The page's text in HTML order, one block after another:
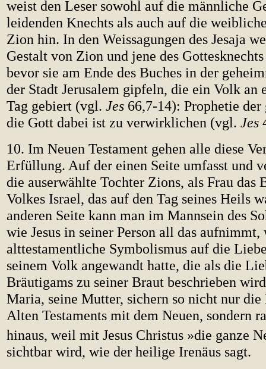
weist den Leser sowohl auf die männliche
leidenden Knechts als auch auf die
Zion hin. In den Weissagungen des Jesaja
Gestalt von Zion und jene des
bevor sie am Ende des Buches in der
der Stadt Jerusalem gipfeln, die ein Volk an
Tag gebiert (vgl. Jes 66,7-14): Prophetie
die Gott dabei ist zu verwirklichen (vgl. Jes
10. Im Neuen Testament gehen alle diese
Erfüllung. Auf der einen Seite umfasst und
die auserwählte Tochter Zions, als Frau das
Volkes Israel, das auf den Tag seines Heils
anderen Seite kann man im Mannsein des
wie Jesus in seiner Person all das aufnimmt,
alttestamentliche Symbolismus auf die
seinem Volk angewandt hatte, die als die
Bräutigams zu seiner Braut beschrieben
Maria, seine Mutter, sichern so nicht nur
Alten Testaments mit dem Neuen, sondern
hinaus, weil mit Jesus Christus »die ganze
sichtbar wird, wie der heilige Irenäus sagt.